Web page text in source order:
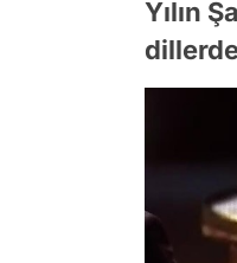
Yılın